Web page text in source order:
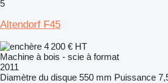
5
Altendorf F45
4 200 € HT
Machine à bois - scie à format
2011
Diamètre du disque 550 mm Puissance